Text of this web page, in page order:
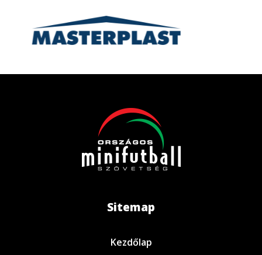
Sitemap
Kezdőlap